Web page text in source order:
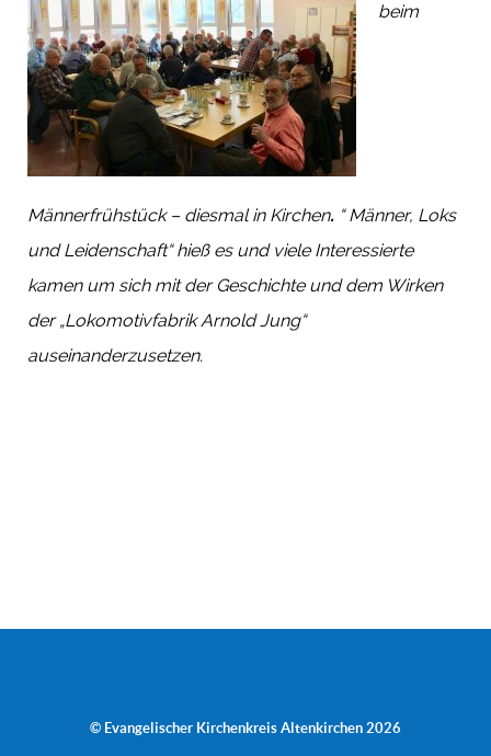
beim
Männerfrühstück – diesmal in Kirchen. “ Männer, Loks
und Leidenschaft“ hieß es und viele Interessierte
kamen um sich mit der Geschichte und dem Wirken
der „Lokomotivfabrik Arnold Jung“
auseinanderzusetzen.
© Evangelischer Kirchenkreis Altenkirchen 2026